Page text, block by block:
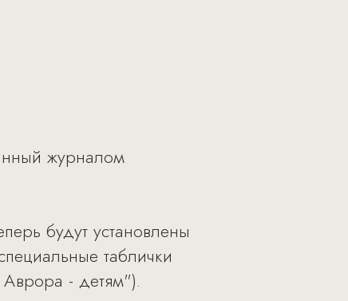
журналом
будут установлены
таблички
- детям").